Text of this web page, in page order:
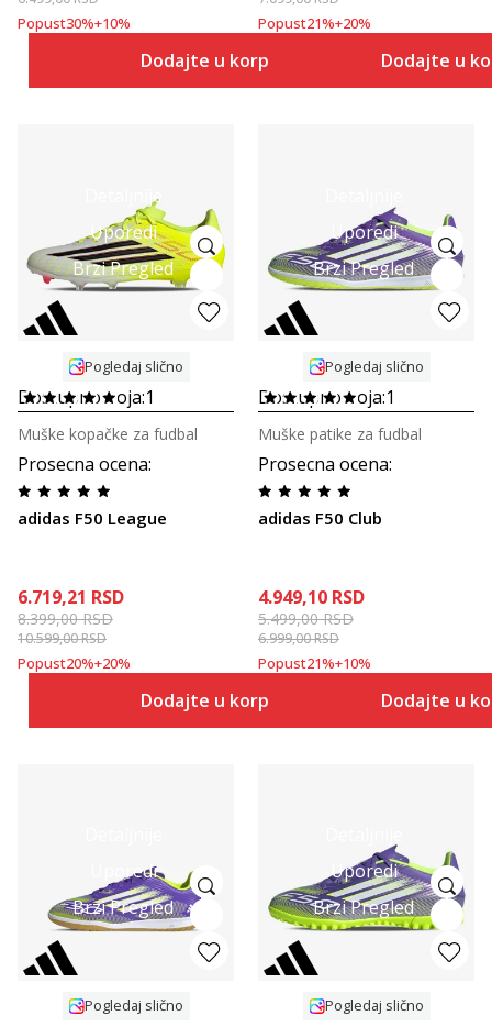
Popust30%+10%
Dodajte u korpu
Popust21%+20%
Dodajte u
Detaljnije
Uporedi
Brzi Pregled
Pogledaj slično
Dostupno boja:1
Prosecna ocena:
adidas F50 League
Muške kopačke za fudbal
6.719,21 RSD
8.399,00RSD
10.599,00RSD
Popust20%+20%
Dodajte u korpu
Uporedi
Brzi Pregled
Pogledaj slično
Dostupno boja:1
Prosecna ocena:
adidas F50 Club
Muške patike za fudbal
4.949,10 RSD
5.499,00RSD
6.999,00RSD
Popust21%+10%
Dodajte u
Uporedi
Brzi Pregled
Pogledaj slično
Uporedi
Brzi Pregled
Pogledaj slično